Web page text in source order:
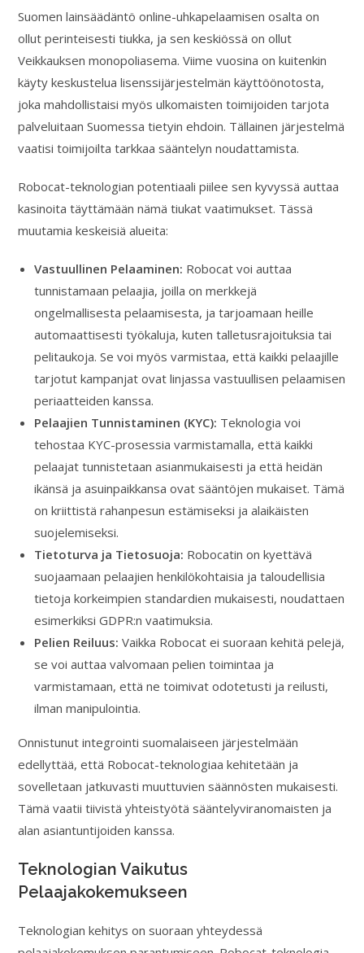
Suomen lainsäädäntö online-uhkapelaamisen osalta on
ollut perinteisesti tiukka, ja sen keskiössä on ollut
Veikkauksen monopoliasema. Viime vuosina on kuitenkin
käyty keskustelua lisenssijärjestelmän käyttöönotosta,
joka mahdollistaisi myös ulkomaisten toimijoiden tarjota
palveluitaan Suomessa tietyin ehdoin. Tällainen järjestelmä
vaatisi toimijoilta tarkkaa sääntelyn noudattamista.
Robocat-teknologian potentiaali piilee sen kyvyssä auttaa
kasinoita täyttämään nämä tiukat vaatimukset. Tässä
muutamia keskeisiä alueita:
Vastuullinen Pelaaminen: Robocat voi auttaa
tunnistamaan pelaajia, joilla on merkkejä
ongelmallisesta pelaamisesta, ja tarjoamaan heille
automaattisesti työkaluja, kuten talletusrajoituksia tai
pelitaukoja. Se voi myös varmistaa, että kaikki pelaajille
tarjotut kampanjat ovat linjassa vastuullisen pelaamisen
periaatteiden kanssa.
Pelaajien Tunnistaminen (KYC): Teknologia voi
tehostaa KYC-prosessia varmistamalla, että kaikki
pelaajat tunnistetaan asianmukaisesti ja että heidän
ikänsä ja asuinpaikkansa ovat sääntöjen mukaiset. Tämä
on kriittistä rahanpesun estämiseksi ja alaikäisten
suojelemiseksi.
Tietoturva ja Tietosuoja: Robocatin on kyettävä
suojaamaan pelaajien henkilökohtaisia ja taloudellisia
tietoja korkeimpien standardien mukaisesti, noudattaen
esimerkiksi GDPR:n vaatimuksia.
Pelien Reiluus: Vaikka Robocat ei suoraan kehitä pelejä,
se voi auttaa valvomaan pelien toimintaa ja
varmistamaan, että ne toimivat odotetusti ja reilusti,
ilman manipulointia.
Onnistunut integrointi suomalaiseen järjestelmään
edellyttää, että Robocat-teknologiaa kehitetään ja
sovelletaan jatkuvasti muuttuvien säännösten mukaisesti.
Tämä vaatii tiivistä yhteistyötä sääntelyviranomaisten ja
alan asiantuntijoiden kanssa.
Teknologian Vaikutus
Pelaajakokemukseen
Teknologian kehitys on suoraan yhteydessä